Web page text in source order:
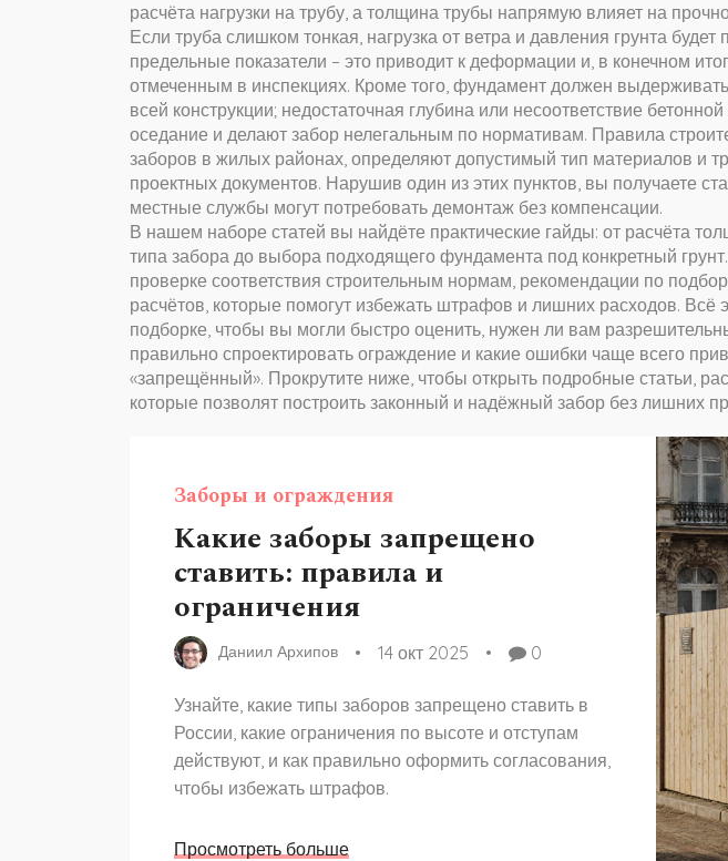
расчёта нагрузки на трубу, а толщина трубы напрямую влияет на
Если труба слишком тонкая, нагрузка от ветра и давления грунта
предельные показатели – это приводит к деформации и, в конечном
отмеченным в инспекциях. Кроме того, фундамент должен
всей конструкции; недостаточная глубина или несоответствие
оседание и делают забор нелегальным по нормативам. Правила
заборов в жилых районах, определяют допустимый тип материалов и
проектных документов. Нарушив один из этих пунктов, вы получаете
местные службы могут потребовать демонтаж без компенсации.
В нашем наборе статей вы найдёте практические гайды: от расчёта
типа забора до выбора подходящего фундамента под конкретный грунт.
проверке соответствия строительным нормам, рекомендации по
расчётов, которые помогут избежать штрафов и лишних расходов. Всё
подборке, чтобы вы могли быстро оценить, нужен ли вам
правильно спроектировать ограждение и какие ошибки чаще всего
«запрещённый». Прокрутите ниже, чтобы открыть подробные статьи,
которые позволят построить законный и надёжный забор без лишних
Заборы и ограждения
Какие заборы запрещено
ставить: правила и
ограничения
Даниил Архипов 14 окт 2025 0
Узнайте, какие типы заборов запрещено ставить в
России, какие ограничения по высоте и отступам
действуют, и как правильно оформить согласования,
чтобы избежать штрафов.
Просмотреть больше